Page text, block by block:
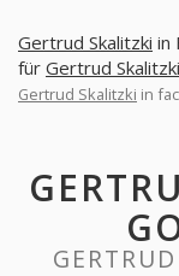
Gertrud Skalitzki in
für Gertrud Skalitzki
Gertrud Skalitzki in